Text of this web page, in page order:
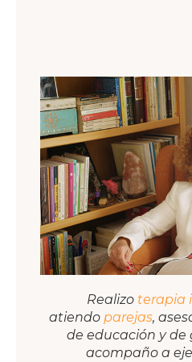
Realizo terapia
atiendo parejas,
de educación y de
acompaño a